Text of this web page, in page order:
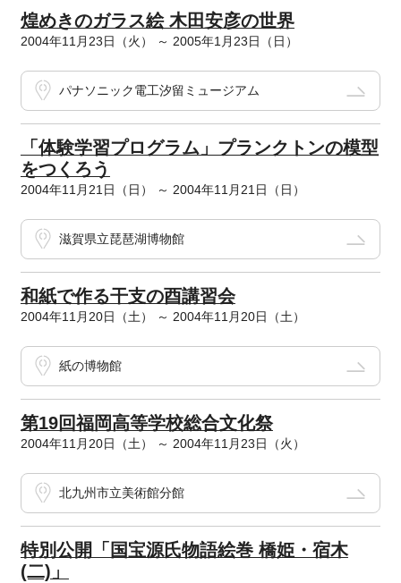
煌めきのガラス絵 木田安彦の世界
2004年11月23日（火） ～ 2005年1月23日（日）
パナソニック電工汐留ミュージアム
「体験学習プログラム」プランクトンの模型
をつくろう
2004年11月21日（日） ～ 2004年11月21日（日）
滋賀県立琵琶湖博物館
和紙で作る干支の酉講習会
2004年11月20日（土） ～ 2004年11月20日（土）
紙の博物館
第19回福岡高等学校総合文化祭
2004年11月20日（土） ～ 2004年11月23日（火）
北九州市立美術館分館
特別公開「国宝源氏物語絵巻 橋姫・宿木
(二)」